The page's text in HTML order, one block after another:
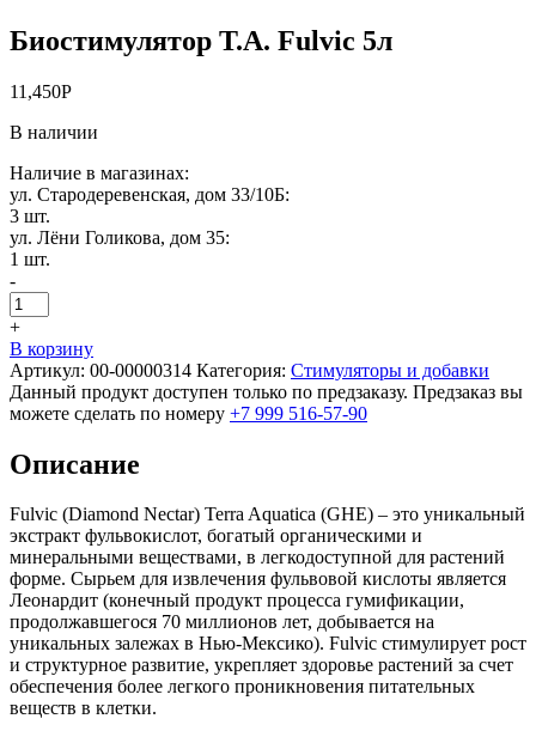
Биостимулятор T.A. Fulvic 5л
11,450Р
В наличии
Наличие в магазинах:
ул. Стародеревенская, дом 33/10Б:
3 шт.
ул. Лёни Голикова, дом 35:
1 шт.
-
+
В корзину
Артикул: 00-00000314 Категория: Стимуляторы и добавки
Данный продукт доступен только по предзаказу. Предзаказ вы
можете сделать по номеру +7 999 516-57-90
Описание
Fulvic (Diamond Nectar) Terra Aquatica (GHE) – это уникальный
экстракт фульвокислот, богатый органическими и
минеральными веществами, в легкодоступной для растений
форме. Сырьем для извлечения фульвовой кислоты является
Леонардит (конечный продукт процесса гумификации,
продолжавшегося 70 миллионов лет, добывается на
уникальных залежах в Нью-Мексико). Fulvic стимулирует рост
и структурное развитие, укрепляет здоровье растений за счет
обеспечения более легкого проникновения питательных
веществ в клетки.